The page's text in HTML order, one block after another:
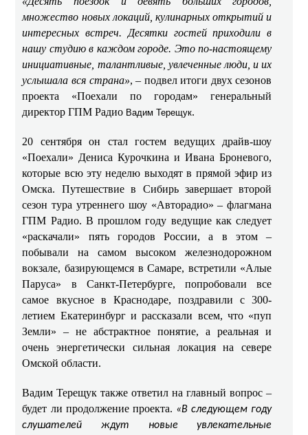
множество новых локаций, кулинарных открытий и
интересных встреч. Десятки гостей приходили в
нашу студию в каждом городе. Это по-настоящему
инициативные, талантливые, увлеченные люди, и их
услышала вся страна», – подвел итоги двух сезонов
проекта «Поехали по городам» генеральный
директор ГПМ Радио Вадим Терещук.
20 сентября он стал гостем ведущих драйв-шоу
«Поехали» Дениса Курочкина и Ивана Броневого,
которые всю эту неделю выходят в прямой эфир из
Омска. Путешествие в Сибирь завершает второй
сезон тура утреннего шоу «Авторадио» – флагмана
ГПМ Радио. В прошлом году ведущие как следует
«раскачали» пять городов России, а в этом –
побывали на самом высоком железнодорожном
вокзале, базирующемся в Самаре, встретили «Алые
Паруса» в Санкт-Петербурге, попробовали все
самое вкусное в Краснодаре, поздравили с 300-
летием Екатеринбург и рассказали всем, что «пуп
Земли» – не абстрактное понятие, а реальная и
очень энергетически сильная локация на севере
Омской области.
Вадим Терещук также ответил на главный вопрос –
будет ли продолжение проекта. «В следующем году
слушателей ждут новые увлекательные